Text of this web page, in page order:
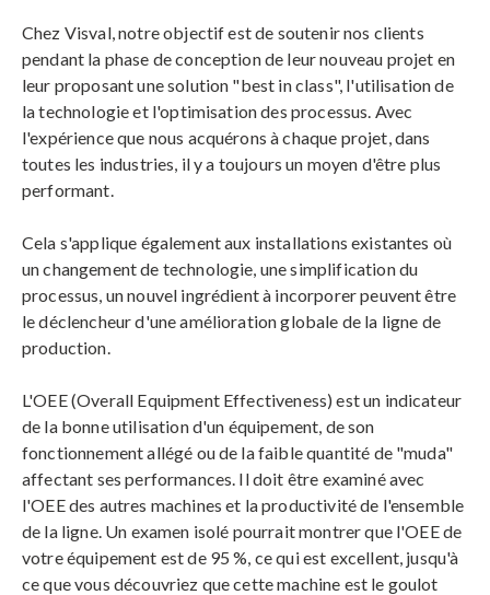
Chez Visval, notre objectif est de soutenir nos clients
pendant la phase de conception de leur nouveau projet en
leur proposant une solution "best in class", l'utilisation de
la technologie et l'optimisation des processus. Avec
l'expérience que nous acquérons à chaque projet, dans
toutes les industries, il y a toujours un moyen d'être plus
performant.
Cela s'applique également aux installations existantes où
un changement de technologie, une simplification du
processus, un nouvel ingrédient à incorporer peuvent être
le déclencheur d'une amélioration globale de la ligne de
production.
L'OEE (Overall Equipment Effectiveness) est un indicateur
de la bonne utilisation d'un équipement, de son
fonctionnement allégé ou de la faible quantité de "muda"
affectant ses performances. Il doit être examiné avec
l'OEE des autres machines et la productivité de l'ensemble
de la ligne. Un examen isolé pourrait montrer que l'OEE de
votre équipement est de 95 %, ce qui est excellent, jusqu'à
ce que vous découvriez que cette machine est le goulot